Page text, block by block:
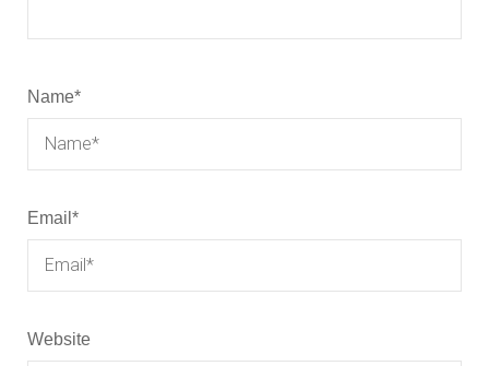
Name*
Email *
Website